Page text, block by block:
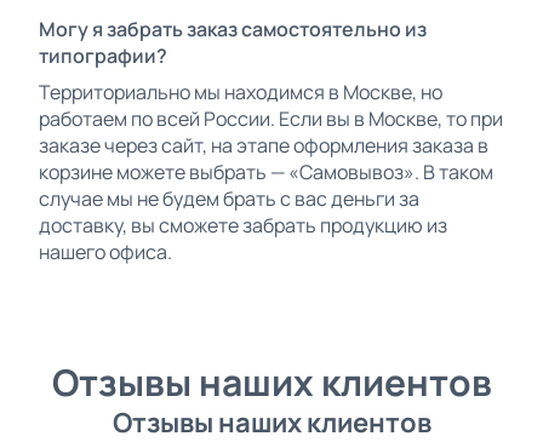
Могу я забрать заказ самостоятельно из
типографии?
Территориально мы находимся в Москве, но
работаем по всей России. Если вы в Москве, то при
заказе через сайт, на этапе оформления заказа в
корзине можете выбрать — «Самовывоз». В таком
случае мы не будем брать с вас деньги за
доставку, вы сможете забрать продукцию из
нашего офиса.
Отзывы наших клиентов
Отзывы наших клиентов